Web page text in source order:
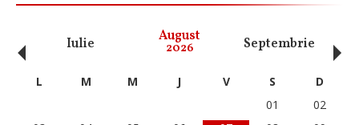
Iulie August
2026 Septembrie
‹ L M M J V S
D
01
02